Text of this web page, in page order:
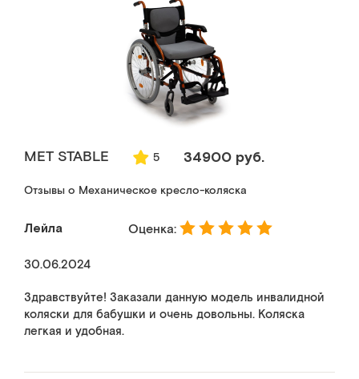
МЕТ STABLE 5 34900 руб.
Отзывы о Механическое кресло-коляска
Лейла Оценка:
30.06.2024
Здравствуйте! Заказали данную модель инвалидной
коляски для бабушки и очень довольны. Коляска
легкая и удобная.